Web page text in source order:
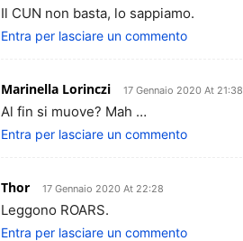
Il CUN non basta, lo sappiamo.
Entra per lasciare un commento
Marinella Lorinczi 17 Gennaio 2020 At 21:38
Al fin si muove? Mah …
Entra per lasciare un commento
Thor 17 Gennaio 2020 At 22:28
Leggono ROARS.
Entra per lasciare un commento